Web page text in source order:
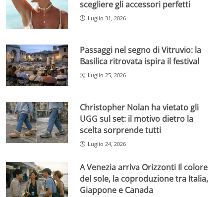
scegliere gli accessori perfetti
Luglio 31, 2026
Passaggi nel segno di Vitruvio: la
Basilica ritrovata ispira il festival
Luglio 25, 2026
Christopher Nolan ha vietato gli
UGG sul set: il motivo dietro la
scelta sorprende tutti
Luglio 24, 2026
A Venezia arriva Orizzonti Il colore
del sole, la coproduzione tra Italia,
Giappone e Canada